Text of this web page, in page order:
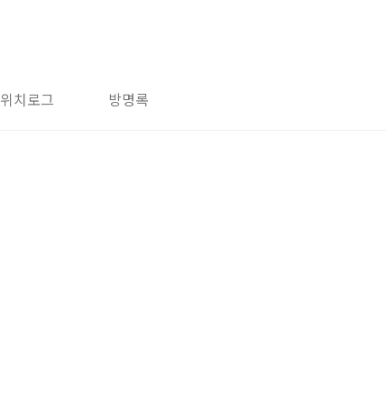
위치로그 방명록